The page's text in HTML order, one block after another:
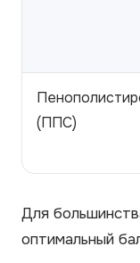
(ППС)
Для
оптимальный